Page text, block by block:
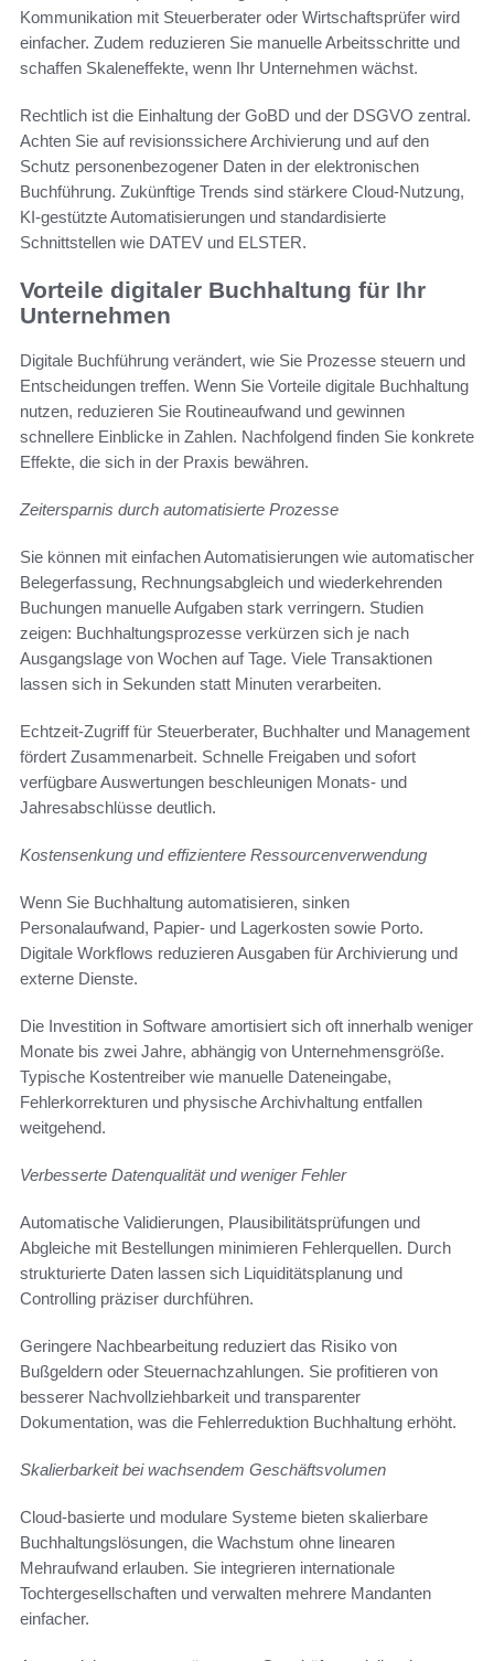
Kommunikation mit Steuerberater oder Wirtschaftsprüfer wird
einfacher. Zudem reduzieren Sie manuelle Arbeitsschritte und
schaffen Skaleneffekte, wenn Ihr Unternehmen wächst.
Rechtlich ist die Einhaltung der GoBD und der DSGVO zentral.
Achten Sie auf revisionssichere Archivierung und auf den
Schutz personenbezogener Daten in der elektronischen
Buchführung. Zukünftige Trends sind stärkere Cloud-Nutzung,
KI-gestützte Automatisierungen und standardisierte
Schnittstellen wie DATEV und ELSTER.
Vorteile digitaler Buchhaltung für Ihr
Unternehmen
Digitale Buchführung verändert, wie Sie Prozesse steuern und
Entscheidungen treffen. Wenn Sie Vorteile digitale Buchhaltung
nutzen, reduzieren Sie Routineaufwand und gewinnen
schnellere Einblicke in Zahlen. Nachfolgend finden Sie konkrete
Effekte, die sich in der Praxis bewähren.
Zeitersparnis durch automatisierte Prozesse
Sie können mit einfachen Automatisierungen wie automatischer
Belegerfassung, Rechnungsabgleich und wiederkehrenden
Buchungen manuelle Aufgaben stark verringern. Studien
zeigen: Buchhaltungsprozesse verkürzen sich je nach
Ausgangslage von Wochen auf Tage. Viele Transaktionen
lassen sich in Sekunden statt Minuten verarbeiten.
Echtzeit-Zugriff für Steuerberater, Buchhalter und Management
fördert Zusammenarbeit. Schnelle Freigaben und sofort
verfügbare Auswertungen beschleunigen Monats- und
Jahresabschlüsse deutlich.
Kostensenkung und effizientere Ressourcenverwendung
Wenn Sie Buchhaltung automatisieren, sinken
Personalaufwand, Papier- und Lagerkosten sowie Porto.
Digitale Workflows reduzieren Ausgaben für Archivierung und
externe Dienste.
Die Investition in Software amortisiert sich oft innerhalb weniger
Monate bis zwei Jahre, abhängig von Unternehmensgröße.
Typische Kostentreiber wie manuelle Dateneingabe,
Fehlerkorrekturen und physische Archivhaltung entfallen
weitgehend.
Verbesserte Datenqualität und weniger Fehler
Automatische Validierungen, Plausibilitätsprüfungen und
Abgleiche mit Bestellungen minimieren Fehlerquellen. Durch
strukturierte Daten lassen sich Liquiditätsplanung und
Controlling präziser durchführen.
Geringere Nachbearbeitung reduziert das Risiko von
Bußgeldern oder Steuernachzahlungen. Sie profitieren von
besserer Nachvollziehbarkeit und transparenter
Dokumentation, was die Fehlerreduktion Buchhaltung erhöht.
Skalierbarkeit bei wachsendem Geschäftsvolumen
Cloud-basierte und modulare Systeme bieten skalierbare
Buchhaltungslösungen, die Wachstum ohne linearen
Mehraufwand erlauben. Sie integrieren internationale
Tochtergesellschaften und verwalten mehrere Mandanten
einfacher.